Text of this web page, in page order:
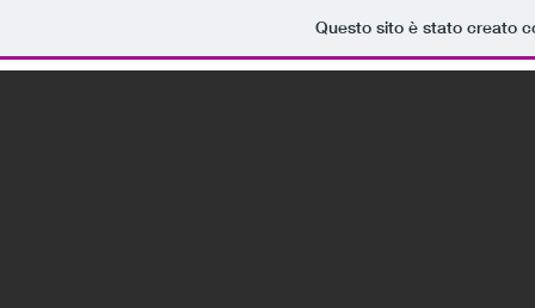
Questo sito è stato creato